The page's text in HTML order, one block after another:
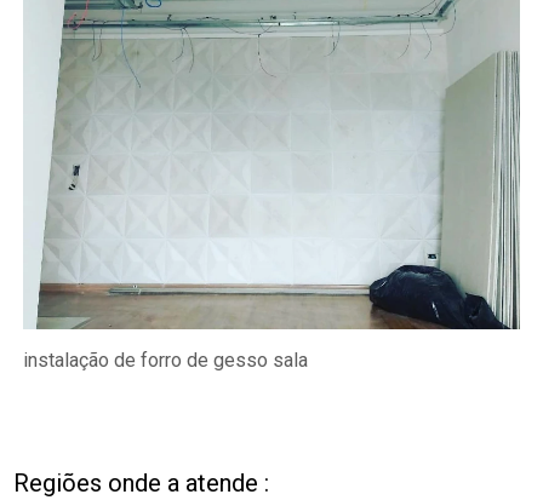
instalação de forro de gesso sala
Regiões onde a atende :